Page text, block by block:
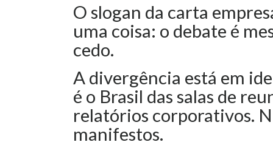
O slogan da carta
uma coisa: o debate é
cedo.
A divergência está em
é o Brasil das salas de
relatórios corporativos.
manifestos.